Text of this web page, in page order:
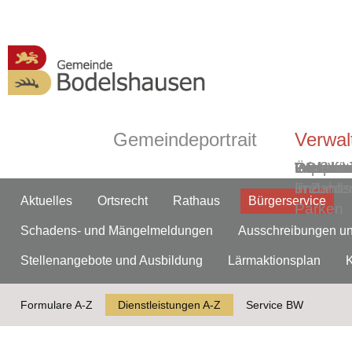
Gemeindeportrait
in Zahlen
ÖPNV
und
Parken
Ortsplan
Aktuelles Ortsrecht Rathaus Bürgerservice
Schadens- und Mängelmeldungen Ausschreibungen
Stellenangebote und Ausbildung Lärmaktionsplan
Formulare A-Z Dienstleistungen A-Z Service BW